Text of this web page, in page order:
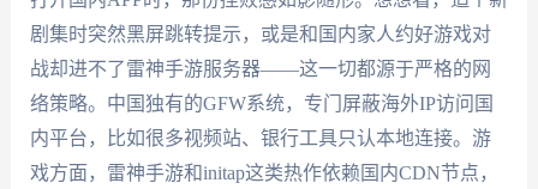
剧集时突然黑屏跳转提示，或是和国内家人约好游戏对
战却进不了雷神手游服务器——这一切都源于严格的网
络策略。中国独有的GFW系统，专门屏蔽海外IP访问国
内平台，比如很多视频站、银行工具只认本地连接。游
戏方面，雷神手游和initap这类热作依赖国内CDN节点，